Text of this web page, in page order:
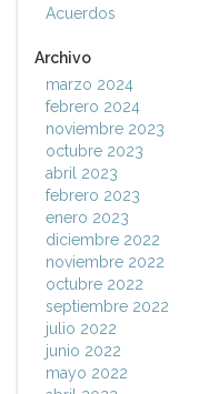
Acuerdos
Archivo
marzo 2024
febrero 2024
noviembre 2023
octubre 2023
abril 2023
febrero 2023
enero 2023
diciembre 2022
noviembre 2022
octubre 2022
septiembre 2022
julio 2022
junio 2022
mayo 2022